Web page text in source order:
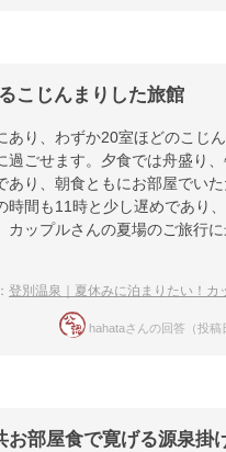
こじんまりした旅館
あり、わずか20室ほどのこじ
過ごせます。夕食では舟盛り
あり、朝食ともにお部屋でいた
時間も11時と少し遅めであり
カップルさんの夏場のご旅行
登別温泉｜夏休みに泊まりたい！カップルにお
hahataさんの回答（投稿
お部屋食で寛げる源泉掛